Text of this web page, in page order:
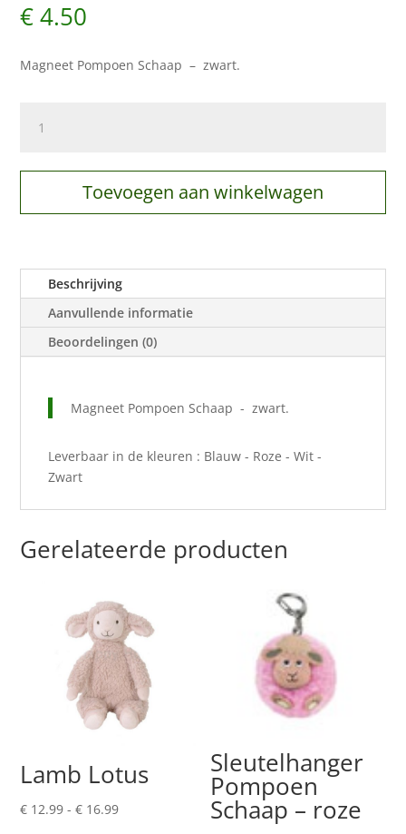
€4.50
Magneet Pompoen Schaap – zwart.
Pompoen
-
aantal
Toevoegen aan winkelwagen
Beschrijving
Aanvullende informatie
Beoordelingen (0)
Magneet Pompoen Schaap - zwart.
Leverbaar in de kleuren : Blauw - Roze - Wit -
Zwart
Gerelateerde producten
Lamb Lotus
€ 12.99 - € 16.99Prijsklasse:
Sleutelhanger
Pompoen
Schaap – roze